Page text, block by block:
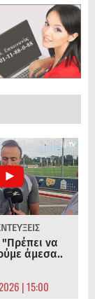
να
άμεσα..
| 15:00